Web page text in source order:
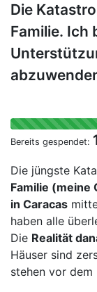
Die
Familie. Ich
Bereits gespendet:
Die jüngste
Familie (meine
in Caracas
haben alle
Die Realität
Häuser sind
stehen vor